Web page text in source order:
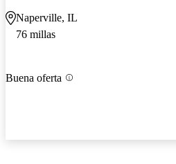
Naperville, IL
76 millas
Buena oferta